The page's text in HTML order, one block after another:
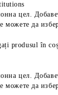
цел.
да
produsul în
цел.
да